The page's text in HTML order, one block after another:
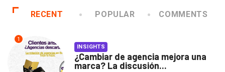
RECENT POPULAR COMMENTS
1
INSIGHTS
¿Cambiar de agencia mejora una
marca? La discusión...